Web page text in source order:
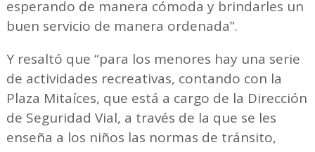
esperando de manera cómoda y brindarles un
buen servicio de manera ordenada”.
Y resaltó que “para los menores hay una serie
de actividades recreativas, contando con la
Plaza Mitaíces, que está a cargo de la Dirección
de Seguridad Vial, a través de la que se les
enseña a los niños las normas de tránsito,